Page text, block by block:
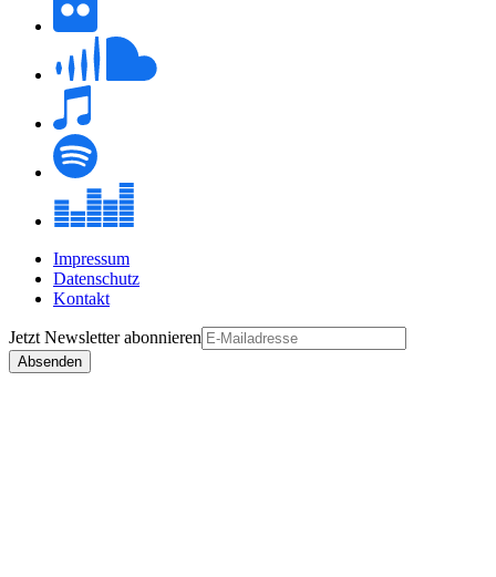
Impressum
Datenschutz
Kontakt
Jetzt Newsletterabonnieren
Absenden